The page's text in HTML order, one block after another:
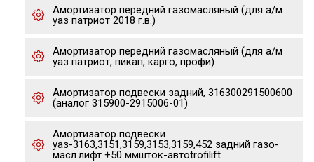
Амортизатор передний газомасляный (для а/м
уаз патриот 2018 г.в.)
Амортизатор передний газомасляный (для а/м
уаз патриот, пикап, карго, профи)
Амортизатор подвески задний, 316300291500600
(аналог 315900-2915006-01)
Амортизатор подвески
уаз-3163,3151,3159,3153,3159,452 задний газо-
масл.лифт +50 ммшток-автоtrofilift